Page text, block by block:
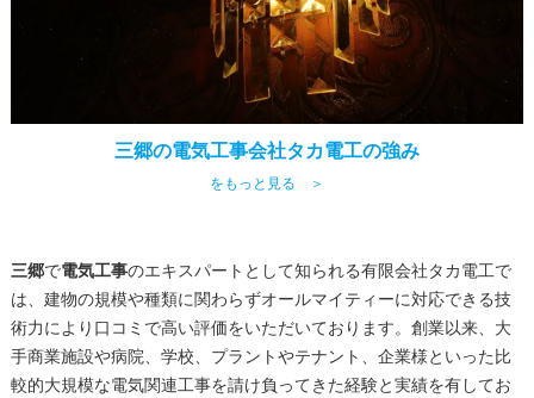
三郷の電気工事会社タカ電工の強み
をもっと見る ＞
三郷で電気工事のエキスパートとして知られる有限会社タカ電工で
は、建物の規模や種類に関わらずオールマイティーに対応できる技
術力により口コミで高い評価をいただいております。創業以来、大
手商業施設や病院、学校、プラントやテナント、企業様といった比
較的大規模な電気関連工事を請け負ってきた経験と実績を有してお